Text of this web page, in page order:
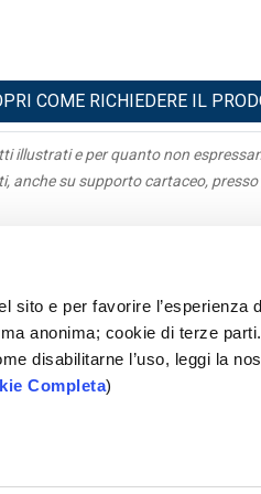
sito e per favorire l’esperienza
anonima; cookie di terze
disabilitarne l’uso, leggi la
Completa)
COME RICHIEDERE IL
illustrati e per quanto non
anche su supporto cartaceo,
Parti correlate
Rapporti Dormienti
Sepa
Mifid